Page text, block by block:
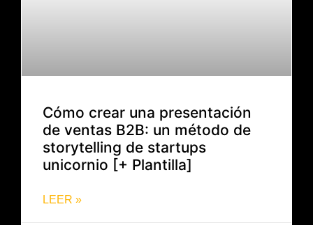
Cómo crear una presentación
de ventas B2B: un método de
storytelling de startups
unicornio [+ Plantilla]
LEER »